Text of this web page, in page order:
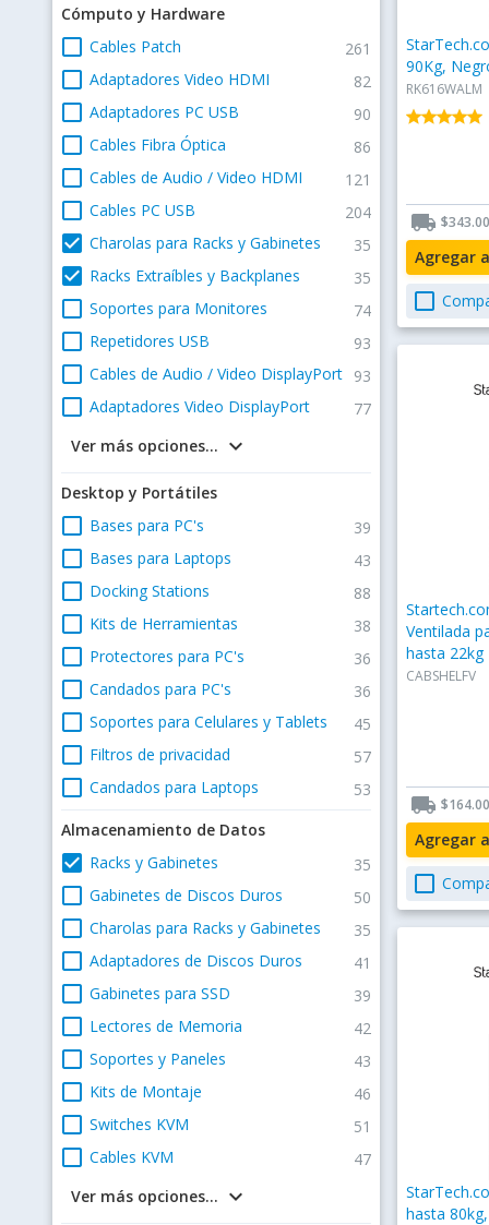
Cómputo y Hardware
check_box_outline_blank Cables Patch 261
check_box_outline_blank Adaptadores Video HDMI 82
check_box_outline_blank Adaptadores PC USB 90
check_box_outline_blank Cables Fibra Óptica 86
check_box_outline_blank Cables de Audio / Video HDMI 121
check_box_outline_blank Cables PC USB 204
check_box Charolas para Racks y Gabinetes 35
check_box Racks Extraíbles y Backplanes 35
check_box_outline_blank Soportes para Monitores 74
check_box_outline_blank Repetidores USB 93
check_box_outline_blank Cables de Audio / Video DisplayPort 93
check_box_outline_blank Adaptadores Video DisplayPort 77
keyboard_arrow_down
Ver más opciones...
Desktop y Portátiles
check_box_outline_blank Bases para PC's 39
check_box_outline_blank Bases para Laptops 43
check_box_outline_blank Docking Stations 88
check_box_outline_blank Kits de Herramientas 38
check_box_outline_blank Protectores para PC's 36
check_box_outline_blank Candados para PC's 36
check_box_outline_blank Soportes para Celulares y Tablets 45
check_box_outline_blank Filtros de privacidad 57
check_box_outline_blank Candados para Laptops
53
Almacenamiento de Datos
check_box Racks y Gabinetes 35
check_box_outline_blank Gabinetes de Discos Duros 50
check_box_outline_blank Charolas para Racks y Gabinetes 35
check_box_outline_blank Adaptadores de Discos Duros 41
check_box_outline_blank Gabinetes para SSD 39
check_box_outline_blank Lectores de Memoria 42
check_box_outline_blank Soportes y Paneles 43
check_box_outline_blank Kits de Montaje 46
check_box_outline_blank Switches KVM 51
check_box_outline_blank Cables KVM 47
keyboard_arrow_down
Ver más opciones...
90Kg,
RK616WALM
starstarstarstarstar
starstarstarstarstar
local_shipping $343.00
Agregar
check_box_outline_blank
Ventilada
hasta 22kg
CABSHELFV
local_shipping $164.00
Agregar
check_box_outline_blank
hasta